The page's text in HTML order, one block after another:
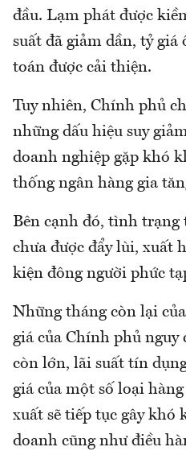
đầu. Lạm phát được
suất đã giảm dần, tỷ
toán được cải thiện.
Tuy nhiên, Chính phủ
những dấu hiệu suy
doanh nghiệp gặp khó
thống ngân hàng gia
Bên cạnh đó, tình
chưa được đẩy lùi, xuất
kiện đông người phức
Những tháng còn lại
giá của Chính phủ
còn lớn, lãi suất tín
giá của một số loại
xuất sẽ tiếp tục gây khó
doanh cũng như điều